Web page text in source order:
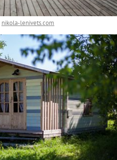
nikola-lenivets.com